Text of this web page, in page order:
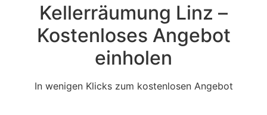
Kellerräumung Linz –
Kostenloses Angebot
einholen
In wenigen Klicks zum kostenlosen Angebot